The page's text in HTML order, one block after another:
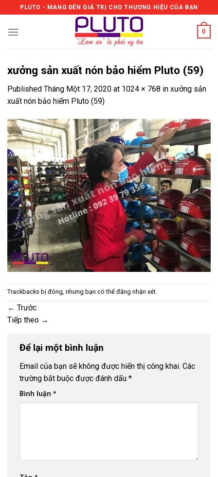
to
content
PLUTO - MANG ĐẾN GIÁ TRỊ CHO THƯƠNG HIỆU CỦA BẠN
0
xưởng sản xuất nón bảo hiểm Pluto (59)
Published Tháng Một 17, 2020 at 1024 × 768 in xưởng sản
xuất nón bảo hiểm Pluto (59)
Trackbacks bị đóng, nhưng bạn có thể đăng nhận xét.
← Trước
Tiếp theo →
Để lại một bình luận
Email của bạn sẽ không được hiển thị công khai. Các
trường bắt buộc được đánh dấu *
Bình luận *